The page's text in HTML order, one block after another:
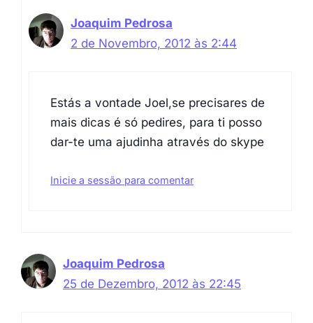
Joaquim Pedrosa
2 de Novembro, 2012 às 2:44
Estás a vontade Joel,se precisares de
mais dicas é só pedires, para ti posso
dar-te uma ajudinha através do skype
Inicie a sessão para comentar
Joaquim Pedrosa
25 de Dezembro, 2012 às 22:45